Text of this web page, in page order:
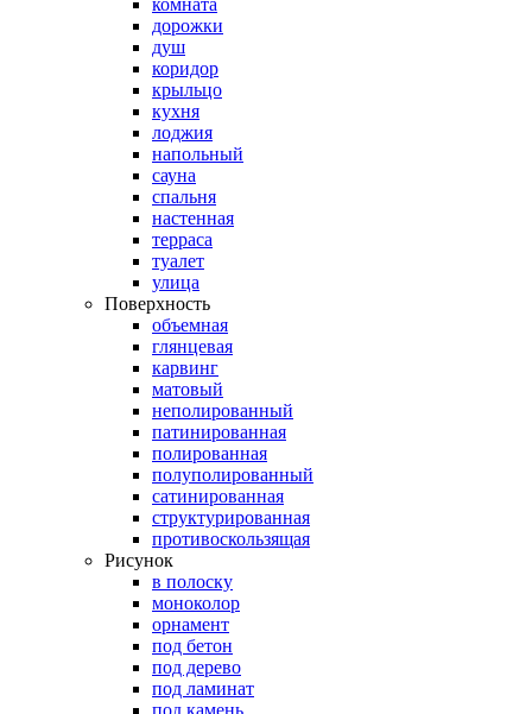
комната
дорожки
душ
коридор
крыльцо
кухня
лоджия
напольный
сауна
спальня
настенная
терраса
туалет
улица
Поверхность
объемная
глянцевая
карвинг
матовый
неполированный
патинированная
полированная
полуполированный
сатинированная
структурированная
противоскользящая
Рисунок
в полоску
моноколор
орнамент
под бетон
под дерево
под ламинат
под камень